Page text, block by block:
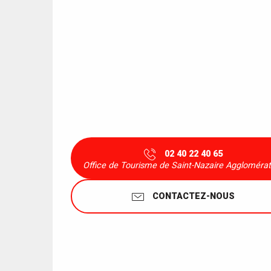
02 40 22 40 65
Office de Tourisme de Saint-Nazaire
CONTACTEZ-NOUS